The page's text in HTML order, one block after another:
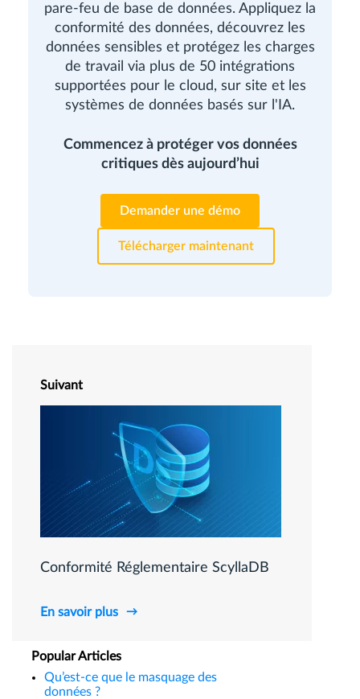
pare-feu de base de données. Appliquez la
conformité des données, découvrez les
données sensibles et protégez les charges
de travail via plus de 50 intégrations
supportées pour le cloud, sur site et les
systèmes de données basés sur l'IA.
Commencez à protéger vos données
critiques dès aujourd’hui
Demander une démo
Télécharger maintenant
Suivant
Conformité Réglementaire ScyllaDB
En savoir plus
Popular Articles
Qu’est-ce que le masquage des
données ?